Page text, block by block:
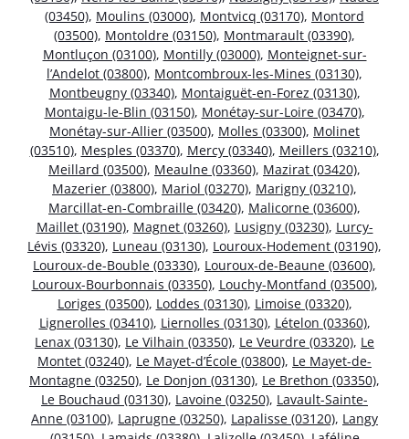
(03450), Moulins (03000), Montvicq (03170), Montord
(03500), Montoldre (03150), Montmarault (03390),
Montluçon (03100), Montilly (03000), Monteignet-sur-
l’Andelot (03800), Montcombroux-les-Mines (03130),
Montbeugny (03340), Montaiguët-en-Forez (03130),
Montaigu-le-Blin (03150), Monétay-sur-Loire (03470),
Monétay-sur-Allier (03500), Molles (03300), Molinet
(03510), Mesples (03370), Mercy (03340), Meillers (03210),
Meillard (03500), Meaulne (03360), Mazirat (03420),
Mazerier (03800), Mariol (03270), Marigny (03210),
Marcillat-en-Combraille (03420), Malicorne (03600),
Maillet (03190), Magnet (03260), Lusigny (03230), Lurcy-
Lévis (03320), Luneau (03130), Louroux-Hodement (03190),
Louroux-de-Bouble (03330), Louroux-de-Beaune (03600),
Louroux-Bourbonnais (03350), Louchy-Montfand (03500),
Loriges (03500), Loddes (03130), Limoise (03320),
Lignerolles (03410), Liernolles (03130), Lételon (03360),
Lenax (03130), Le Vilhain (03350), Le Veurdre (03320), Le
Montet (03240), Le Mayet-d’École (03800), Le Mayet-de-
Montagne (03250), Le Donjon (03130), Le Brethon (03350),
Le Bouchaud (03130), Lavoine (03250), Lavault-Sainte-
Anne (03100), Laprugne (03250), Lapalisse (03120), Langy